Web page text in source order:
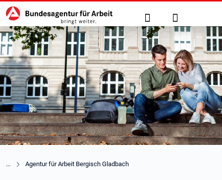
zu den Hauptinhalten springen
Hauptnavigation Suche Anmelden
Agentur für Arbeit Bergisch Gladbach